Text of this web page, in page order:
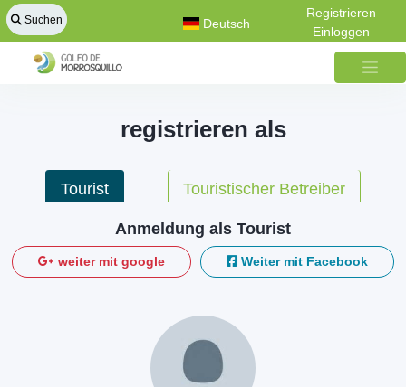
Suchen Deutsch
Registrieren
Einloggen
registrieren als
Tourist Touristischer Betreiber
Anmeldung als Tourist
weiter mit google Weiter mit Facebook